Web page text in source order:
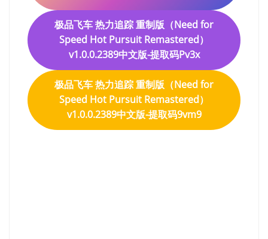
极品飞车 热力追踪 重制版（Need for
Speed Hot Pursuit Remastered）
v1.0.0.2389中文版-提取码Pv3x
极品飞车 热力追踪 重制版（Need for
Speed Hot Pursuit Remastered）
v1.0.0.2389中文版-提取码9vm9